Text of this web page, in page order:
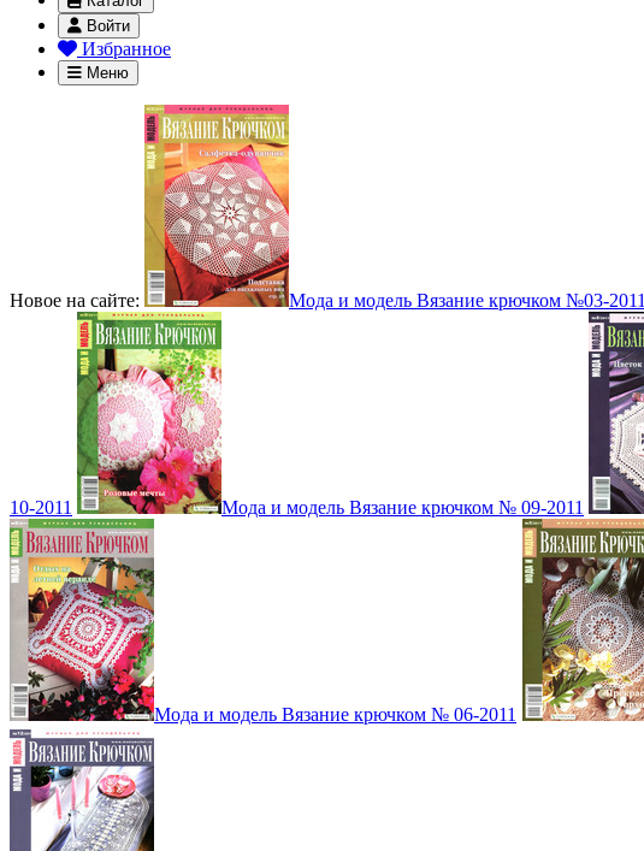
Войти
Избранное
Меню
Новое на сайте: Мода и модель Вязание крючком №03-2011
10-2011 Мода и модель Вязание крючком № 09-2011
Мода и модель Вязание крючком № 06-2011